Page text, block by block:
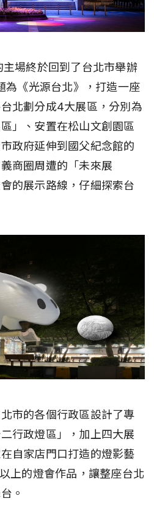
場終於回到了台北市舉辦
《光源台北》，打造一座
北劃分成4大展區，分別為
」、安置在松山文創園區
政府延伸到國父紀念館的
商圈周遭的「未來展
的展示路線，仔細探索台
市的各個行政區設計了專
行政燈區」，加上四大展
自家店門口打造的燈影藝
上的燈會作品，讓整座台北
。